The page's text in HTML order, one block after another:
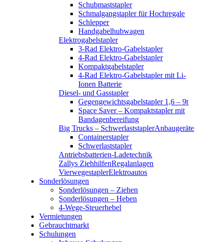
Schubmaststapler
Schmalgangstapler für Hochregale
Schlepper
Handgabelhubwagen
Elektrogabelstapler
3-Rad Elektro-Gabelstapler
4-Rad Elektro-Gabelstapler
Kompaktgabelstapler
4-Rad Elektro-Gabelstapler mit Li-
Ionen Batterie
Diesel- und Gasstapler
Gegengewichtsgabelstapler 1,6 – 9t
Space Saver – Kompaktstapler mit
Bandagenbereifung
Big Trucks – Schwerlaststapler
Containerstapler
Schwerlaststapler
Anbaugeräte
Antriebsbatterien-Ladetechnik
Zallys ZiehhilfenRegalanlagen
VierwegestaplerElektroautos
Sonderlösungen
Sonderlösungen – Ziehen
Sonderlösungen – Heben
4-Wege-Steuerhebel
Vermietungen
Gebrauchtmarkt
Schulungen